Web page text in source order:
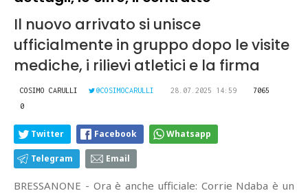
Il nuovo arrivato si unisce
ufficialmente in gruppo dopo le visite
mediche, i rilievi atletici e la firma
COSIMO CARULLI @COSIMOCARULLI 28.07.2025 14:59
7065
0
Twitter Facebook Whatsapp
Telegram Email
BRESSANONE - Ora è anche ufficiale: Corrie Ndaba è un